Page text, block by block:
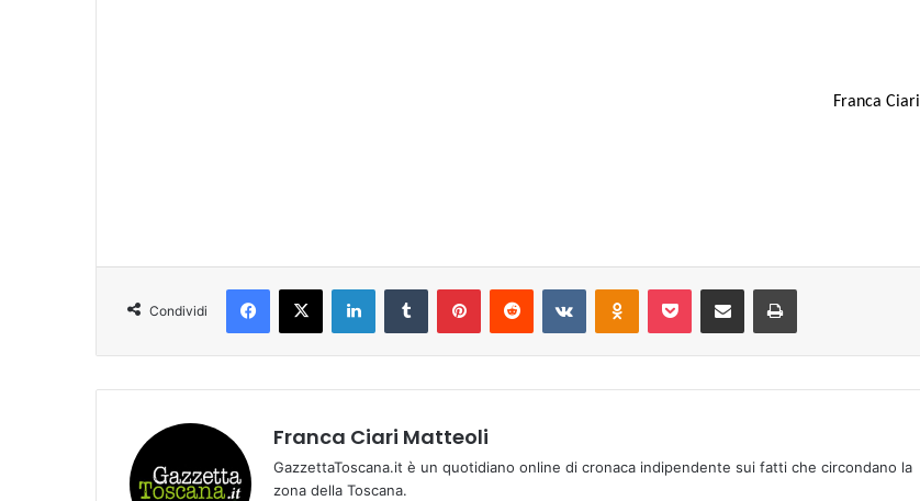
Franca Ciari
Condividi
Franca Ciari Matteoli
GazzettaToscana.it è un quotidiano online di cronaca indipendente sui fatti che circondano la
zona della Toscana.